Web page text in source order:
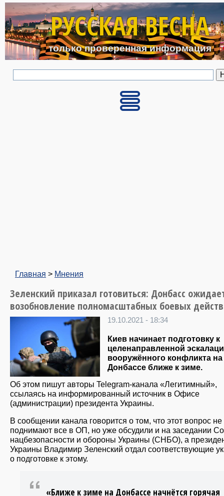
Перейти к основному
РУССКАЯ ВЕСНА
только проверенная информация
Главная > Мнения
Зеленский приказал готовиться: Донбасс
возобновление полномасштабных боевых
19.10.2021 - 18:34
Киев начинает подготовку к
целенаправленной
вооружённого конфликта на
Донбассе ближе к зиме.
Об этом пишут авторы Telegram-канала «Легитимный»,
ссылаясь на информированный источник в Офисе
(администрации) президента Украины.
В сообщении канала говорится о том, что этот вопрос не
поднимают все в ОП, но уже обсудили и на заседании
нацбезопасности и обороны Украины (СНБО), а
Украины Владимир Зеленский отдал соответствующие
о подготовке к этому.
«Ближе к зиме на Донбассе начнётся горячая